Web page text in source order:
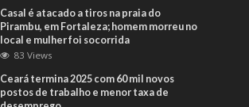
Casal é atacado a tiros na praia do
Pirambu, em Fortaleza; homem morreu no
local e mulher foi socorrida
83 Views
Ceará termina 2025 com 60 mil novos
postos de trabalho e menor taxa de